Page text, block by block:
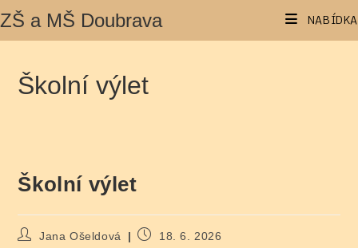
Přejít
k
ZŠ a MŠ Doubrava NABÍDKA
Školní výlet
Školní výlet
AutorJana Ošeldová
Příspěvek18. 6. 2026